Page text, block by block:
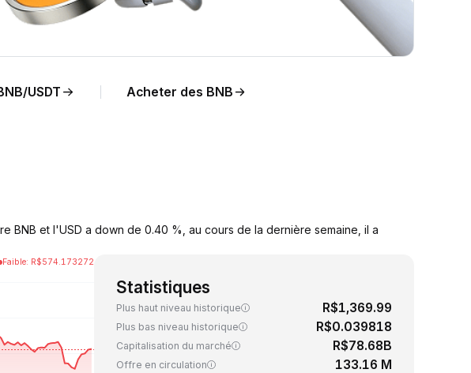
USDT Acheter des BNB
BNB et l'USD a down de 0.40 %, au cours de la dernière semaine, il a
Faible: R$574.173272
Statistiques
Plus haut niveau historique R$1,369.99
Plus bas niveau historique R$0.039818
Capitalisation du marché R$78.68B
Offre en circulation 133.16 M